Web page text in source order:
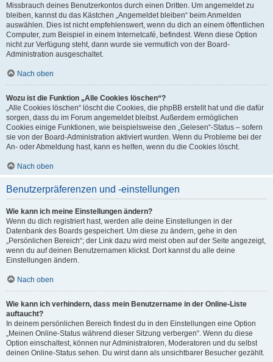
Missbrauch deines Benutzerkontos durch einen Dritten. Um angemeldet zu
bleiben, kannst du das Kästchen „Angemeldet bleiben“ beim Anmelden
auswählen. Dies ist nicht empfehlenswert, wenn du dich an einem öffentlichen
Computer, zum Beispiel in einem Internetcafé, befindest. Wenn diese Option
nicht zur Verfügung steht, dann wurde sie vermutlich von der Board-
Administration ausgeschaltet.
Nach oben
Wozu ist die Funktion „Alle Cookies löschen“?
„Alle Cookies löschen“ löscht die Cookies, die phpBB erstellt hat und die dafür
sorgen, dass du im Forum angemeldet bleibst. Außerdem ermöglichen
Cookies einige Funktionen, wie beispielsweise den „Gelesen“-Status – sofern
sie von der Board-Administration aktiviert wurden. Wenn du Probleme bei der
An- oder Abmeldung hast, kann es helfen, wenn du die Cookies löscht.
Nach oben
Benutzerpräferenzen und -einstellungen
Wie kann ich meine Einstellungen ändern?
Wenn du dich registriert hast, werden alle deine Einstellungen in der
Datenbank des Boards gespeichert. Um diese zu ändern, gehe in den
„Persönlichen Bereich“; der Link dazu wird meist oben auf der Seite angezeigt,
wenn du auf deinen Benutzernamen klickst. Dort kannst du alle deine
Einstellungen ändern.
Nach oben
Wie kann ich verhindern, dass mein Benutzername in der Online-Liste
auftaucht?
In deinem persönlichen Bereich findest du in den Einstellungen eine Option
„Meinen Online-Status während dieser Sitzung verbergen“. Wenn du diese
Option einschaltest, können nur Administratoren, Moderatoren und du selbst
deinen Online-Status sehen. Du wirst dann als unsichtbarer Besucher gezählt.